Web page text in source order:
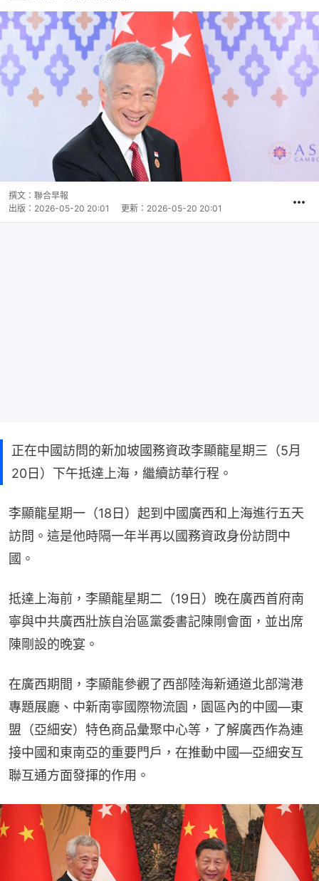
撰文： 聯合早報
出版： 2026-05-20 20:01 更新： 2026-05-20 20:01
正在中國訪問的新加坡國務資政李顯龍星期三（5月
20日）下午抵達上海，繼續訪華行程。
李顯龍星期一（18日）起到中國廣西和上海進行五天
訪問。這是他時隔一年半再以國務資政身份訪問中
國。
抵達上海前，李顯龍星期二（19日）晚在廣西首府南
寧與中共廣西壯族自治區黨委書記陳剛會面，並出席
陳剛設的晚宴。
在廣西期間，李顯龍參觀了西部陸海新通道北部灣港
專題展廳、中新南寧國際物流園，園區內的中國—東
盟（亞細安）特色商品彙聚中心等，了解廣西作為連
接中國和東南亞的重要門戶，在推動中國—亞細安互
聯互通方面發揮的作用。